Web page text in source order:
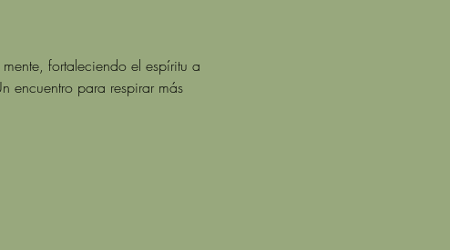
fortaleciendo el espíritu a
encuentro para respirar más